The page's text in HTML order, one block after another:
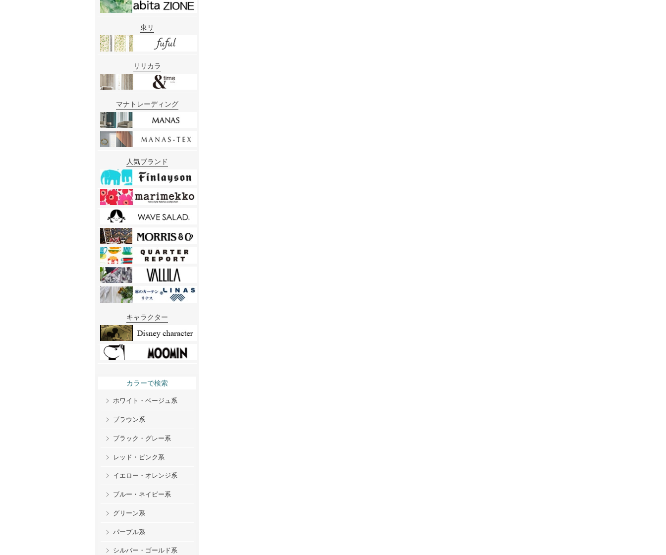
東リ
リリカラ
マナトレーディング
人気ブランド
キャラクター
カラーで検索
ホワイト・ベージュ系
ブラウン系
ブラック・グレー系
レッド・ピンク系
イエロー・オレンジ系
ブルー・ネイビー系
グリーン系
パープル系
シルバー・ゴールド系